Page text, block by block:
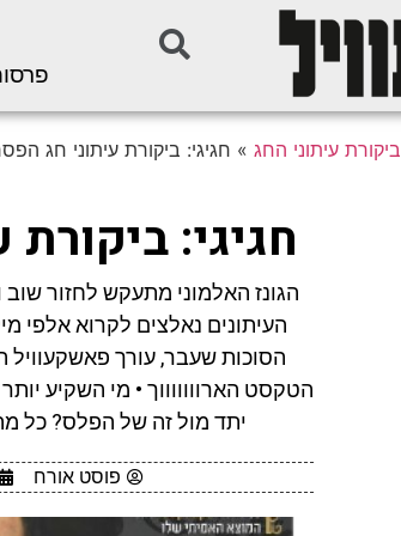
ביקורת עיתוני החג » חגיגי: ביקורת עיתוני חג
חגיגי:
הגונז האלמוני מתעקש לחזור שוב
העיתונים נאלצים לקרוא אלפי
הסוכות שעבר, עורך
הטקסט הארוווווווך • מי השקיע
יתד מול זה של הפלס? כל
פוסט אורח